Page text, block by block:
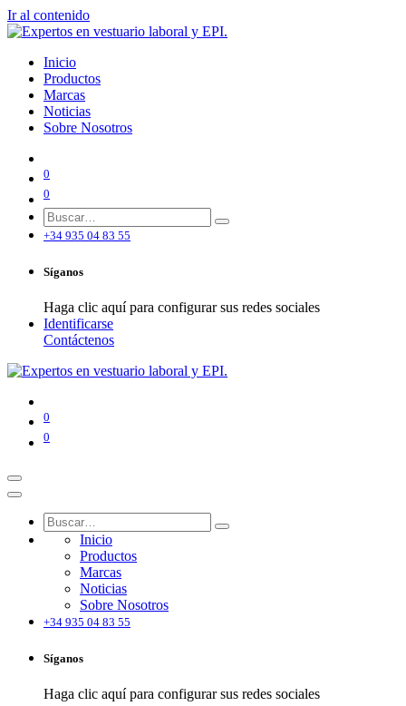
Ir al contenido
Inicio
Productos
Marcas
Noticias
Sobre Nosotros
0
0
+34 935 04 83 55
Síganos
Haga clic aquí para configurar sus redes sociales
Identificarse
Contáctenos
0
0
Inicio
Productos
Marcas
Noticias
Sobre Nosotros
+34 935 04 83 55
Síganos
Haga clic aquí para configurar sus redes sociales